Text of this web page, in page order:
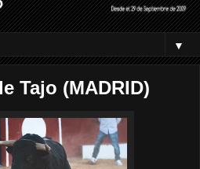
▼
Tajo (MADRID)